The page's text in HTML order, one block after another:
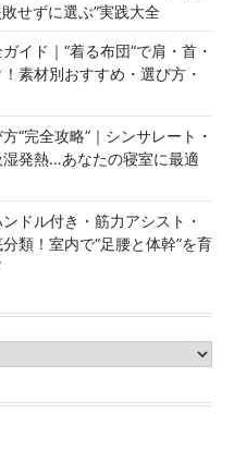
せずに選ぶ”実践大全
イド｜“着る布団”で肩・首・
素材別おすすめ・選び方・
“完全攻略”｜シンサレート・
発熱…あなたの寝室に最適
ドル付き・筋力アシスト・
類！室内で“足腰と体幹”を育